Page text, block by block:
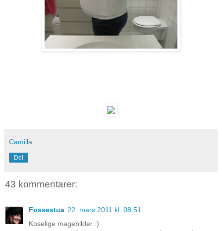
Camilla
Del
43 kommentarer:
Fossestua 22. mars 2011 kl. 08:51
Koselige magebilder :)